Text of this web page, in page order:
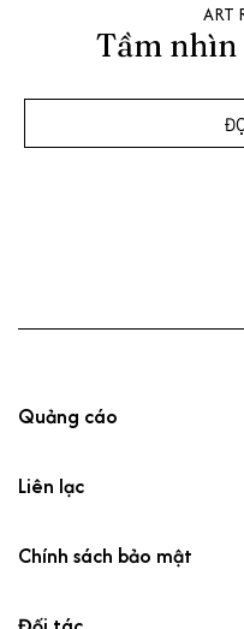
ART
Tầm
Quảng cáo
Liên lạc
Chính sách bảo mật